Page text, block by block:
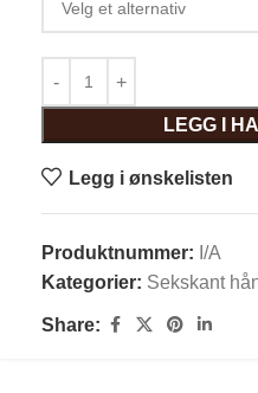
LEGG I
Legg i ønskelisten
Produktnummer: I/A
Kategorier: Sekskant
Share: